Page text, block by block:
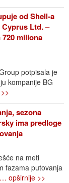
od Shell-a
Ltd. –
miliona
potpisala je
kompanije BG
sezona
ima predloge
na meti
fazama putovanja
… opširnije >>